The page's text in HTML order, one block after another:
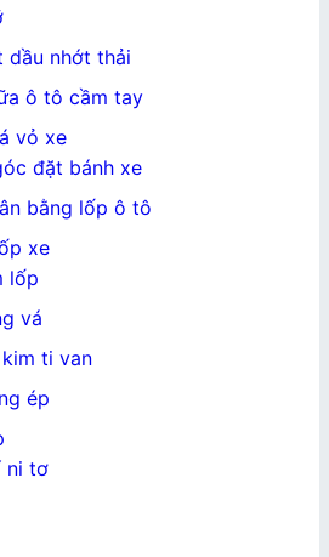
dầu nhớt thải
ô tô cầm tay
vỏ xe
đặt bánh xe
bằng lốp ô tô
xe
lốp
vá
ti van
ép
ni tơ